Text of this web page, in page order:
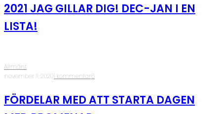
2021 JAG GILLAR DIG! DEC-JAN I EN
LISTA!
Allmänt
·november 11, 2020·1 kommentar·6
FÖRDELAR MED ATT STARTA DAGEN